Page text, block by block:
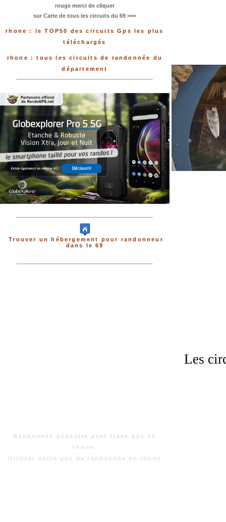
rouge merci de cliquer
sur Carte de tous les circuits du 69 >>>
rhone : le TOP50 des circuits Gps les plus
téléchargés
rhone : tous les circuits de randonnée du
département
Trouver un hébergement pour randonneur
dans le 69
Randonnée pédestre avec trace gps en
rhone.
Utiliser votre gps de randonnée en rhone
Les